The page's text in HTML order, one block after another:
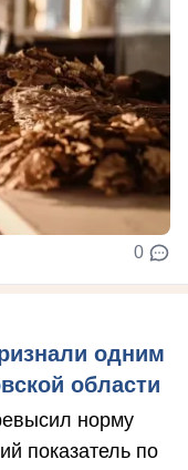
0
одним
области
норму
показатель по